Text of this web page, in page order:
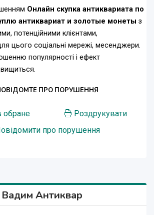
Онлайн скупка антиквариата по
антиквариат и золотые монеты з
потенційними клієнтами,
цього соціальні мережі, месенджери.
популярності і ефект
ПРО ПОРУШЕННЯ
обране
Роздрукувати
про порушення
Вадим Антиквар